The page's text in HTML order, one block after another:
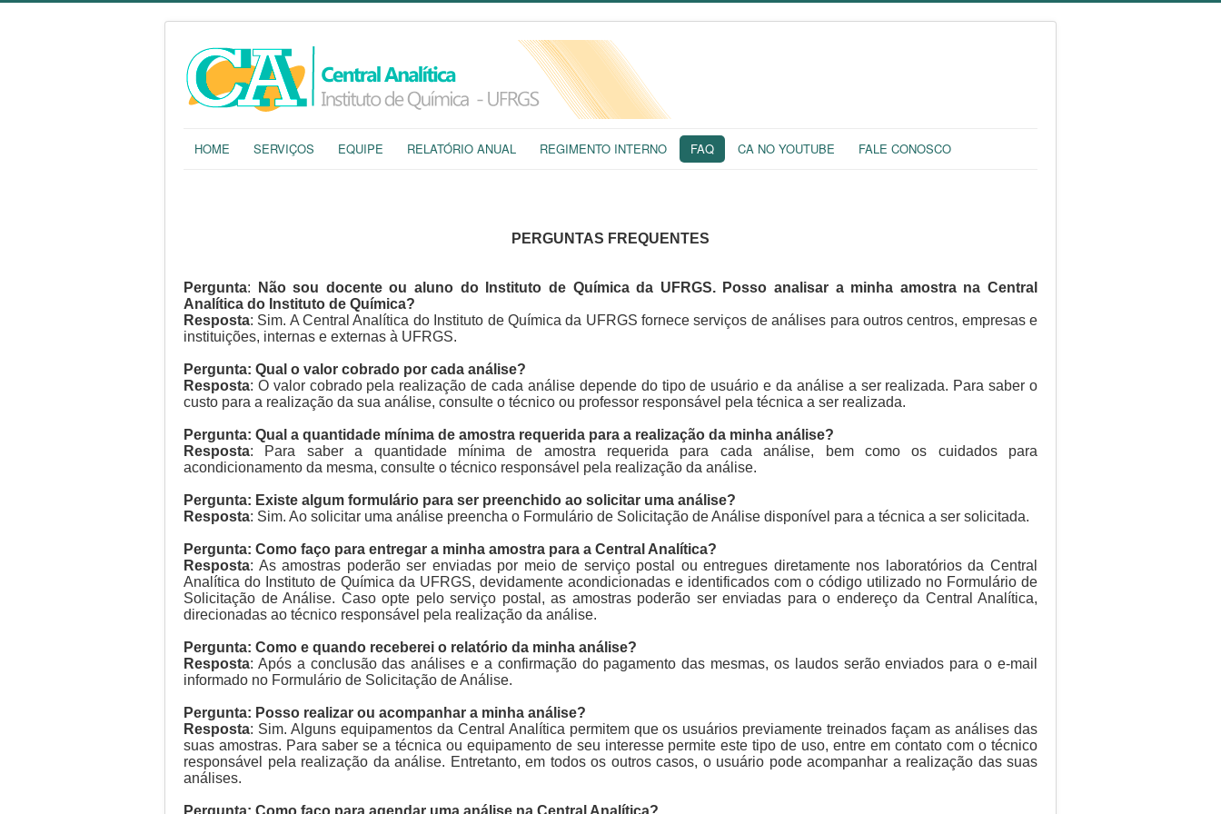
HOME SERVIÇOS EQUIPE RELATÓRIO ANUAL REGIMENTO INTERNO FAQ CA NO YOUTUBE FALE CONOSCO
PERGUNTAS FREQUENTES
Pergunta:
Não sou docente ou aluno do Instituto de Química da UFRGS. Posso analisar a minha amostra na Central
Analítica do Instituto de Química?
Resposta: Sim. A Central Analítica do Instituto de Química da UFRGS fornece serviços de análises para outros centros, empresas e
instituições, internas e externas à UFRGS.
Pergunta: Qual o valor cobrado por cada análise?
Resposta: O valor cobrado pela realização de cada análise depende do tipo de usuário e da análise a ser realizada. Para saber o
custo para a realização da sua análise, consulte o técnico ou professor responsável pela técnica a ser realizada.
Pergunta: Qual a quantidade mínima de amostra requerida para a realização da minha análise?
Resposta: Para saber a quantidade mínima de amostra requerida para cada análise, bem como os cuidados para
acondicionamento da mesma, consulte o técnico responsável pela realização da análise.
Pergunta: Existe algum formulário para ser preenchido ao solicitar uma análise?
Resposta: Sim. Ao solicitar uma análise preencha o Formulário de Solicitação de Análise disponível para a técnica a ser solicitada.
Pergunta: Como faço para entregar a minha amostra para a Central Analítica?
Resposta: As amostras poderão ser enviadas por meio de serviço postal ou entregues diretamente nos laboratórios da Central
Analítica do Instituto de Química da UFRGS, devidamente acondicionadas e identificados com o código utilizado no Formulário de
Solicitação de Análise. Caso opte pelo serviço postal, as amostras poderão ser enviadas para o endereço da Central Analítica,
direcionadas ao técnico responsável pela realização da análise.
Pergunta: Como e quando receberei o relatório da minha análise?
Resposta: Após a conclusão das análises e a confirmação do pagamento das mesmas, os laudos serão enviados para o e-mail
informado no Formulário de Solicitação de Análise.
Pergunta: Posso realizar ou acompanhar a minha análise?
Resposta: Sim. Alguns equipamentos da Central Analítica permitem que os usuários previamente treinados façam as análises das
suas amostras. Para saber se a técnica ou equipamento de seu interesse permite este tipo de uso, entre em contato com o técnico
responsável pela realização da análise. Entretanto, em todos os outros casos, o usuário pode acompanhar a realização das suas
análises.
Pergunta: Como faço para agendar uma análise na Central Analítica?